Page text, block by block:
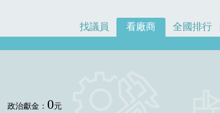
找議員 看廠商 全國排行
政治獻金：0元